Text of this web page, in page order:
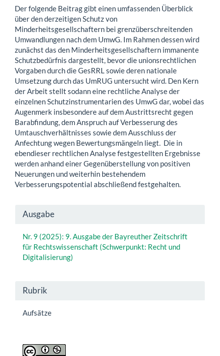
Der folgende Beitrag gibt einen umfassenden Überblick
über den derzeitigen Schutz von
Minderheitsgesellschaftern bei grenzüberschreitenden
Umwandlungen nach dem UmwG. Im Rahmen dessen wird
zunächst das den Minderheitsgesellschaftern immanente
Schutzbedürfnis dargestellt, bevor die unionsrechtlichen
Vorgaben durch die GesRRL sowie deren nationale
Umsetzung durch das UmRUG untersucht wird. Den Kern
der Arbeit stellt sodann eine rechtliche Analyse der
einzelnen Schutzinstrumentarien des UmwG dar, wobei das
Augenmerk insbesondere auf dem Austrittsrecht gegen
Barabfindung, dem Anspruch auf Verbesserung des
Umtauschverhältnisses sowie dem Ausschluss der
Anfechtung wegen Bewertungsmängeln liegt. Die in
ebendieser rechtlichen Analyse festgestellten Ergebnisse
werden anhand einer Gegenüberstellung von positiven
Neuerungen und weiterhin bestehendem
Verbesserungspotential abschließend festgehalten.
Artikel-
Details
Ausgabe
Nr. 9 (2025): 9. Ausgabe der Bayreuther Zeitschrift
für Rechtswissenschaft (Schwerpunkt: Recht und
Digitalisierung)
Rubrik
Aufsätze